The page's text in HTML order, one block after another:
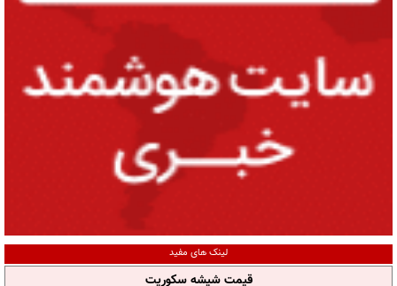
لینک های مفید
قیمت شیشه سکوریت